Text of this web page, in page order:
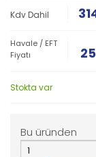
Kdv Dahil
Havale / EFT
Fiyatı
Stokta var
Bu üründen